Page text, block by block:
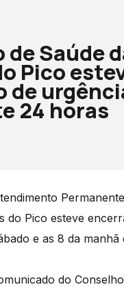
Saúde
Pico
de
24 horas
do Pico esteve
e as 8 da manhã
do